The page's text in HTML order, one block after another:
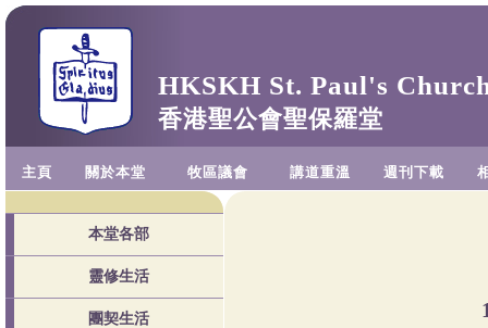
HKSKH St. Paul's
香港聖公會聖保羅堂
主頁 關於本堂 牧區議會 講道重溫 週刊下載
本堂各部
靈修生活
團契生活